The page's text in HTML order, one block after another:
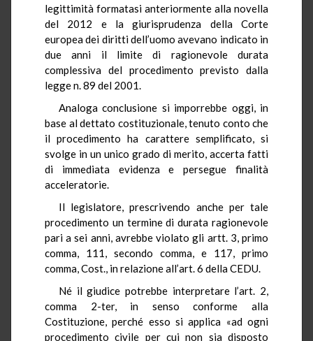
legittimità formatasi anteriormente alla novella
del 2012 e la giurisprudenza della Corte
europea dei diritti dell’uomo avevano indicato in
due anni il limite di ragionevole durata
complessiva del procedimento previsto dalla
legge n. 89 del 2001.
Analoga conclusione si imporrebbe oggi, in
base al dettato costituzionale, tenuto conto che
il procedimento ha carattere semplificato, si
svolge in un unico grado di merito, accerta fatti
di immediata evidenza e persegue finalità
acceleratorie.
Il legislatore, prescrivendo anche per tale
procedimento un termine di durata ragionevole
pari a sei anni, avrebbe violato gli artt. 3, primo
comma, 111, secondo comma, e 117, primo
comma, Cost., in relazione all’art. 6 della CEDU.
Né il giudice potrebbe interpretare l’art. 2,
comma 2-ter, in senso conforme alla
Costituzione, perché esso si applica «ad ogni
procedimento civile per cui non sia disposto